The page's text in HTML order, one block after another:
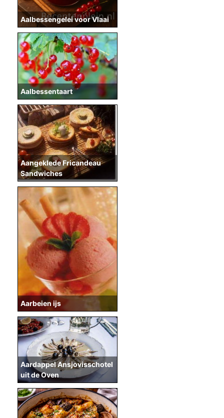
Aalbessengelei voor Vlaai
Aalbessentaart
Aangeklede Fricandeau
Sandwiches
Aarbeien ijs
Aardappel Ansjovisschotel
uit de Oven